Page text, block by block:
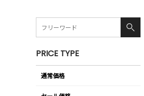
PRICE TYPE
通常価格